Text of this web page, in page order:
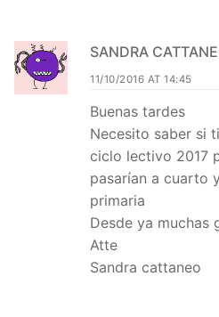
SANDRA
11/10/2016 AT 14:45
Buenas tardes
Necesito saber si
ciclo lectivo 2017
pasarían a cuarto
primaria
Desde ya muchas
Atte
Sandra cattaneo